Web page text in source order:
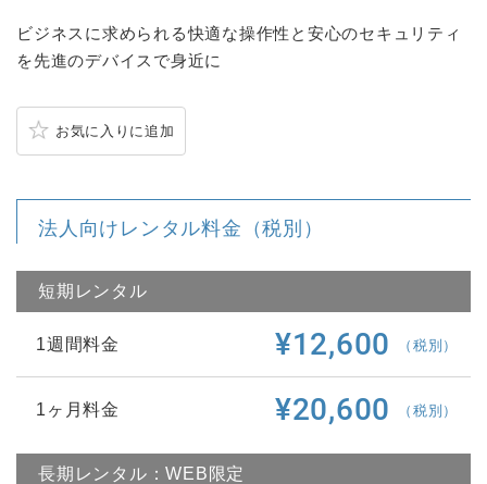
ビジネスに求められる快適な操作性と安心のセキュリティ
を先進のデバイスで身近に
お気に入りに追加
法人向けレンタル料金（税別）
短期レンタル
1週間料金 ¥12,600 （税別）
1ヶ月料金 ¥20,600 （税別）
長期レンタル：WEB限定